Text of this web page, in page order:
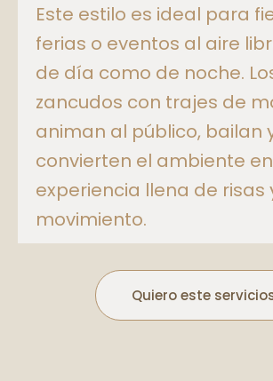
Este estilo es ideal para
ferias o eventos al aire
de día como de noche.
zancudos con trajes de
animan al público, bailan
convierten el ambiente
experiencia llena de risas
movimiento.
Quiero este